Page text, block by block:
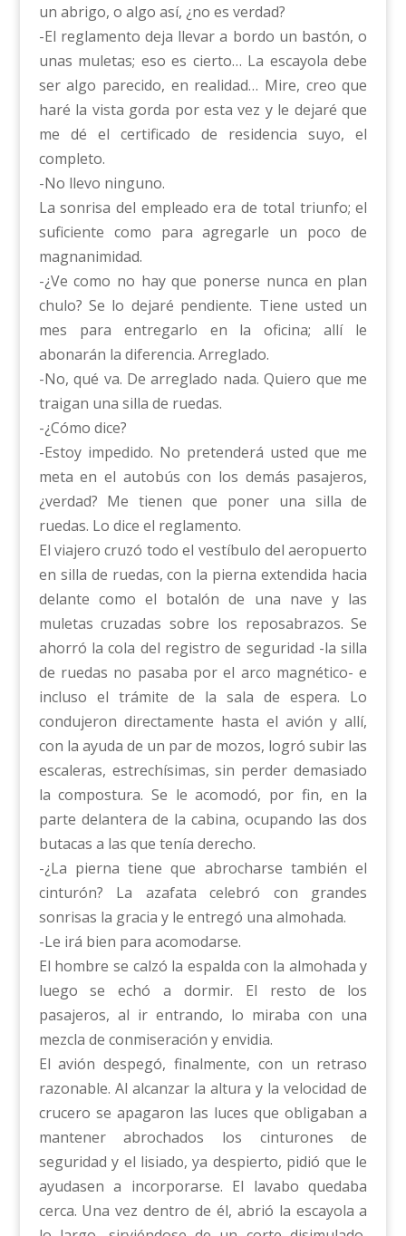
un abrigo, o algo así, ¿no es verdad?
-El reglamento deja llevar a bordo un bastón, o
unas muletas; eso es cierto… La escayola debe
ser algo parecido, en realidad… Mire, creo que
haré la vista gorda por esta vez y le dejaré que
me dé el certificado de residencia suyo, el
completo.
-No llevo ninguno.
La sonrisa del empleado era de total triunfo; el
suficiente como para agregarle un poco de
magnanimidad.
-¿Ve como no hay que ponerse nunca en plan
chulo? Se lo dejaré pendiente. Tiene usted un
mes para entregarlo en la oficina; allí le
abonarán la diferencia. Arreglado.
-No, qué va. De arreglado nada. Quiero que me
traigan una silla de ruedas.
-¿Cómo dice?
-Estoy impedido. No pretenderá usted que me
meta en el autobús con los demás pasajeros,
¿verdad? Me tienen que poner una silla de
ruedas. Lo dice el reglamento.
El viajero cruzó todo el vestíbulo del aeropuerto
en silla de ruedas, con la pierna extendida hacia
delante como el botalón de una nave y las
muletas cruzadas sobre los reposabrazos. Se
ahorró la cola del registro de seguridad -la silla
de ruedas no pasaba por el arco magnético- e
incluso el trámite de la sala de espera. Lo
condujeron directamente hasta el avión y allí,
con la ayuda de un par de mozos, logró subir las
escaleras, estrechísimas, sin perder demasiado
la compostura. Se le acomodó, por fin, en la
parte delantera de la cabina, ocupando las dos
butacas a las que tenía derecho.
-¿La pierna tiene que abrocharse también el
cinturón? La azafata celebró con grandes
sonrisas la gracia y le entregó una almohada.
-Le irá bien para acomodarse.
El hombre se calzó la espalda con la almohada y
luego se echó a dormir. El resto de los
pasajeros, al ir entrando, lo miraba con una
mezcla de conmiseración y envidia.
El avión despegó, finalmente, con un retraso
razonable. Al alcanzar la altura y la velocidad de
crucero se apagaron las luces que obligaban a
mantener abrochados los cinturones de
seguridad y el lisiado, ya despierto, pidió que le
ayudasen a incorporarse. El lavabo quedaba
cerca. Una vez dentro de él, abrió la escayola a